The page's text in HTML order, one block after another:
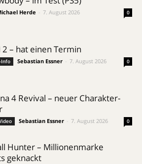
Herde 7. August 2026 0
2 – hat einen Termin
Info Sebastian Essner 7. August 2026 0
4 Revival – neuer Charakter-
Sebastian Essner 7. August 2026 0
Hunter – Millionenmarke
geknackt